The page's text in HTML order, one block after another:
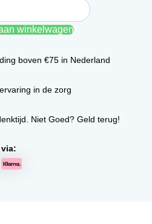
winkelwagen
boven €75 in Nederland
in de zorg
Niet Goed? Geld terug!